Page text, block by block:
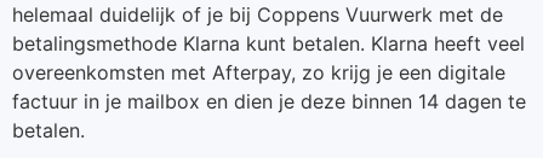
helemaal duidelijk of je bij Coppens Vuurwerk met de
betalingsmethode Klarna kunt betalen. Klarna heeft veel
overeenkomsten met Afterpay, zo krijg je een digitale
factuur in je mailbox en dien je deze binnen 14 dagen te
betalen.